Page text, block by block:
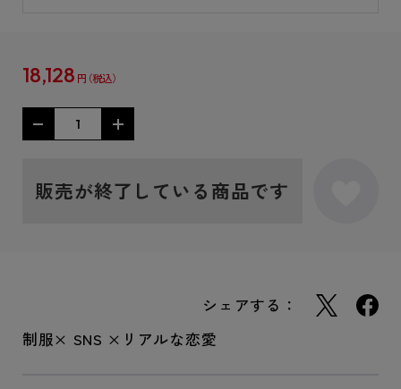
18,128 円
販売が終了している商品です
シェアする：
制服× SNS ×リアルな恋愛